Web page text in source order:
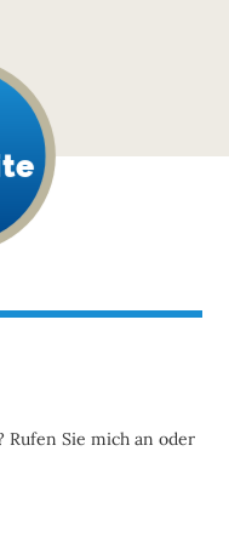
Rufen Sie mich an oder